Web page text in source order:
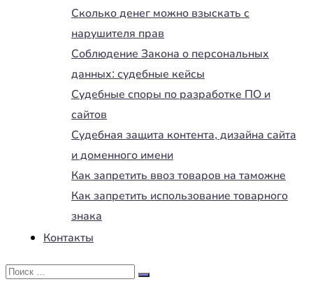
Сколько денег можно взыскать с
нарушителя прав
Соблюдение Закона о персональных
данных: судебные кейсы
Судебные споры по разработке ПО и
сайтов
Судебная защита контента, дизайна сайта
и доменного имени
Как запретить ввоз товаров на таможне
Как запретить использование товарного
знака
Контакты